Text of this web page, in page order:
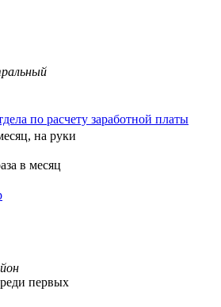
по расчету заработной платы
на руки
в месяц
первых